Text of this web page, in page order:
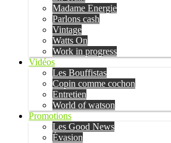
Madame Energie
Parlons cash
Vintage
Watts On
Work in progress
Vidéos
Les Bouffistas
Copin comme cochon
Entretien
World of watson
Promotions
Les Good News
Évasion